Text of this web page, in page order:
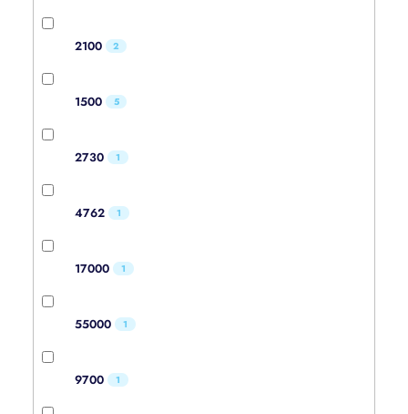
2100 2
1500 5
2730 1
4762 1
17000 1
55000 1
9700 1